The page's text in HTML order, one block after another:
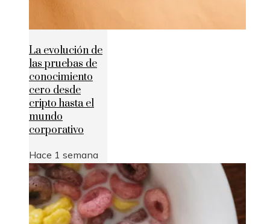
La evolución de
las pruebas de
conocimiento
cero desde
cripto hasta el
mundo
corporativo
Hace 1 semana